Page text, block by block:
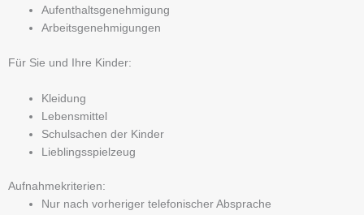
Aufenthaltsgenehmigung
Arbeitsgenehmigungen
Für Sie und Ihre Kinder:
Kleidung
Lebensmittel
Schulsachen der Kinder
Lieblingsspielzeug
Aufnahmekriterien:
Nur nach vorheriger telefonischer Absprache